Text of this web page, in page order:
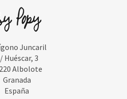
Juncaril
Huéscar, 3
Albolote
Granada
España